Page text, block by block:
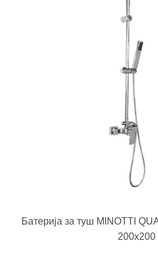
Батерија за туш MINOTTI
200х200